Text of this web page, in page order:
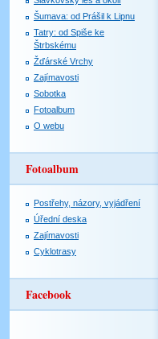
Šumava: od Prášil k Lipnu
Tatry: od Spiše ke
Štrbskému
Žďárské Vrchy
Zajímavosti
Sobotka
Fotoalbum
O webu
Fotoalbum
Postřehy, názory, vyjádření
Úřední deska
Zajímavosti
Cyklotrasy
Facebook